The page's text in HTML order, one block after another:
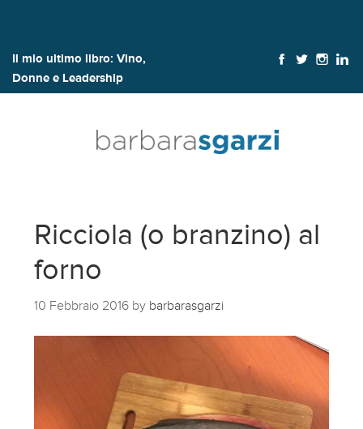
Il mio ultimo libro: Vino,
Donne e Leadership
Ricciola (o branzino) al
forno
10 Febbraio 2016 by barbarasgarzi